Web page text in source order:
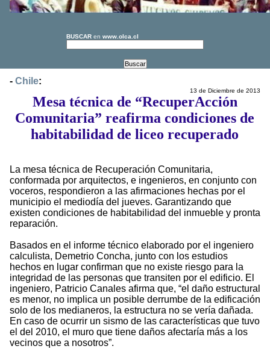
BUSCAR en www.olca.cl
- Chile:
13 de Diciembre de 2013
Mesa técnica de “RecuperAcción
Comunitaria” reafirma condiciones de
habitabilidad de liceo recuperado
La mesa técnica de Recuperación Comunitaria,
conformada por arquitectos, e ingenieros, en conjunto con
voceros, respondieron a las afirmaciones hechas por el
municipio el mediodía del jueves. Garantizando que
existen condiciones de habitabilidad del inmueble y pronta
reparación.
Basados en el informe técnico elaborado por el ingeniero
calculista, Demetrio Concha, junto con los estudios
hechos en lugar confirman que no existe riesgo para la
integridad de las personas que transiten por el edificio. El
ingeniero, Patricio Canales afirma que, “el daño estructural
es menor, no implica un posible derrumbe de la edificación
solo de los medianeros, la estructura no se vería dañada.
En caso de ocurrir un sismo de las características que tuvo
el del 2010, el muro que tiene daños afectaría más a los
vecinos que a nosotros”.